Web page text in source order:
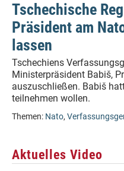
Tschechische
Präsident am
lassen
Tschechiens
Ministerpräsident Babiš,
auszuschließen. Babiš
teilnehmen wollen.
Themen: Nato,
Aktuelles Video